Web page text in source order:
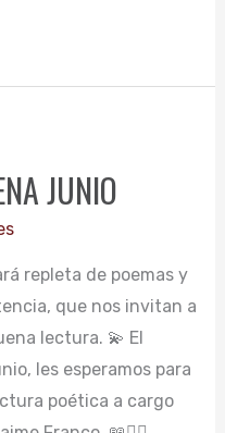
JUNIO
repleta de poemas y
que nos invitan a
lectura. 💫 El
les esperamos para
poética a cargo